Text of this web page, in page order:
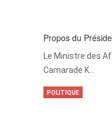
Propos du
Le Ministre des
Camarade K…
POLITIQUE